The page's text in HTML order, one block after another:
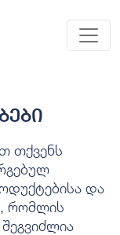
თქვენს
და
რომლის